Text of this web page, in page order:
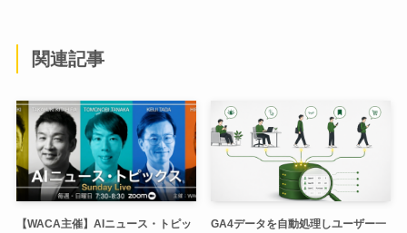
関連記事
【WACA主催】AIニュース・トピッ
GA4データを自動処理しユーザー一